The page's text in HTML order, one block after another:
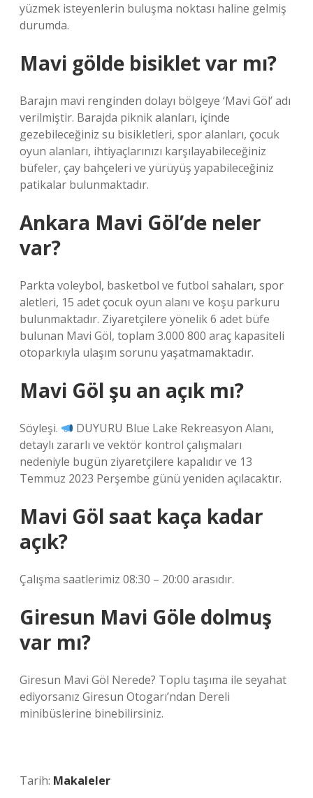
yüzmek isteyenlerin buluşma noktası haline gelmiş
durumda.
Mavi gölde bisiklet var mı?
Barajın mavi renginden dolayı bölgeye ‘Mavi Göl’ adı
verilmiştir. Barajda piknik alanları, içinde
gezebileceğiniz su bisikletleri, spor alanları, çocuk
oyun alanları, ihtiyaçlarınızı karşılayabileceğiniz
büfeler, çay bahçeleri ve yürüyüş yapabileceğiniz
patikalar bulunmaktadır.
Ankara Mavi Göl’de neler
var?
Parkta voleybol, basketbol ve futbol sahaları, spor
aletleri, 15 adet çocuk oyun alanı ve koşu parkuru
bulunmaktadır. Ziyaretçilere yönelik 6 adet büfe
bulunan Mavi Göl, toplam 3.000 800 araç kapasiteli
otoparkıyla ulaşım sorunu yaşatmamaktadır.
Mavi Göl şu an açık mı?
Söyleşi.
DUYURU Blue Lake Rekreasyon Alanı,
detaylı zararlı ve vektör kontrol çalışmaları
nedeniyle bugün ziyaretçilere kapalıdır ve 13
Temmuz 2023 Perşembe günü yeniden açılacaktır.
Mavi Göl saat kaça kadar
açık?
Çalışma saatlerimiz 08:30 – 20:00 arasıdır.
Giresun Mavi Göle dolmuş
var mı?
Giresun Mavi Göl Nerede? Toplu taşıma ile seyahat
ediyorsanız Giresun Otogarı’ndan Dereli
minibüslerine binebilirsiniz.
Tarih: Makaleler